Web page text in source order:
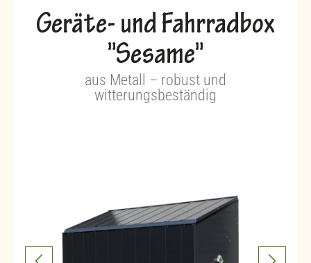
Geräte- und Fahrradbox
"Sesame"
aus Metall – robust und
witterungsbeständig